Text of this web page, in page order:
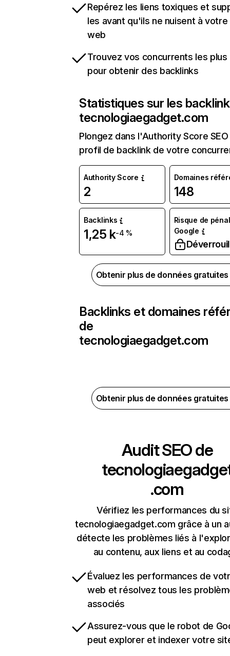
Repérez les liens toxiques et
les avant qu'ils ne nuisent à
web
Trouvez vos concurrents les
pour obtenir des backlinks
Statistiques sur les
tecnologiaegadget.com
Plongez dans l'Authority Score
profil de backlink de votre
Authority Score
2
Domaines
148
Backlinks
1,25 k-4 %
Risque de
Google
Obtenir plus de données
Backlinks et domaines
de
tecnologiaegadget.com
Obtenir plus de données
Audit SEO de
.com
Vérifiez les performances du
tecnologiaegadget.com grâce à un
détecte les problèmes liés à
au contenu, aux liens et au
Évaluez les performances de
web et résolvez tous les
associés
Assurez-vous que le robot de
peut explorer et indexer votre